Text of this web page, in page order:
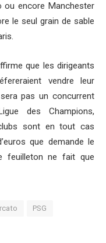
ou encore Manchester
le seul grain de sable
que les dirigeants
vendre leur
pas un concurrent
des Champions,
sont en tout cas
que demande le
feuilleton ne fait que
PSG